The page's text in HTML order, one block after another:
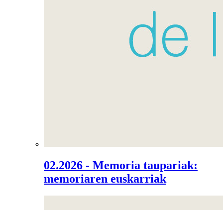
02.2026 - Memoria taupariak:
memoriaren euskarriak